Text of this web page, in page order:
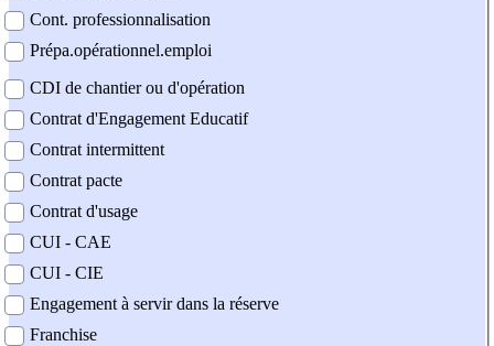
Cont. professionnalisation
Prépa.opérationnel.emploi
CDI de chantier ou d'opération
Contrat d'Engagement Educatif
Contrat intermittent
Contrat pacte
Contrat d'usage
CUI - CAE
CUI - CIE
Engagement à servir dans la réserve
Franchise